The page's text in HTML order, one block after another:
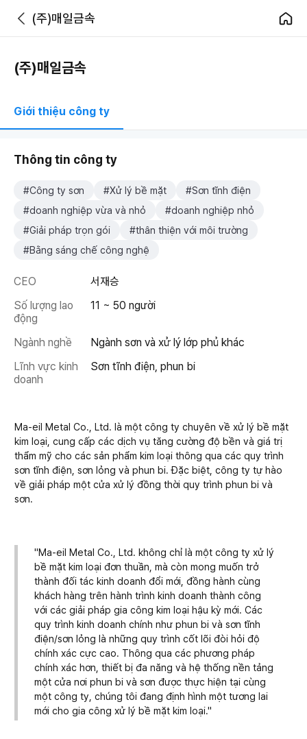
(주)매일금속
(주)매일금속
Giới thiệu công ty
Thông tin công ty
#Công ty sơn #Xử lý bề mặt
#Sơn tĩnh điện
#doanh nghiệp vừa và nhỏ
#doanh nghiệp nhỏ
#Giải pháp trọn gói
#thân thiện với môi trường
#Bằng sáng chế công nghệ
CEO
서재승
Số lượng lao
động
11 ~ 50 người
Ngành nghề
Ngành sơn và xử lý lớp phủ khác
Lĩnh vực kinh
doanh
Sơn tĩnh điện, phun bi
Ma-eil Metal Co., Ltd. là một công ty chuyên về xử lý bề mặt
kim loại, cung cấp các dịch vụ tăng cường độ bền và giá trị
thẩm mỹ cho các sản phẩm kim loại thông qua các quy trình
sơn tĩnh điện, sơn lỏng và phun bi. Đặc biệt, công ty tự hào
về giải pháp một cửa xử lý đồng thời quy trình phun bi và
sơn.
"Ma-eil Metal Co., Ltd. không chỉ là một công ty xử lý
bề mặt kim loại đơn thuần, mà còn mong muốn trở
thành đối tác kinh doanh đổi mới, đồng hành cùng
khách hàng trên hành trình kinh doanh thành công
với các giải pháp gia công kim loại hậu kỳ mới. Các
quy trình kinh doanh chính như phun bi và sơn tĩnh
điện/sơn lỏng là những quy trình cốt lõi đòi hỏi độ
chính xác cực cao. Thông qua các phương pháp
chính xác hơn, thiết bị đa năng và hệ thống nền tảng
một cửa nơi phun bi và sơn được thực hiện tại cùng
một công ty, chúng tôi đang định hình một tương lai
mới cho gia công xử lý bề mặt kim loại."